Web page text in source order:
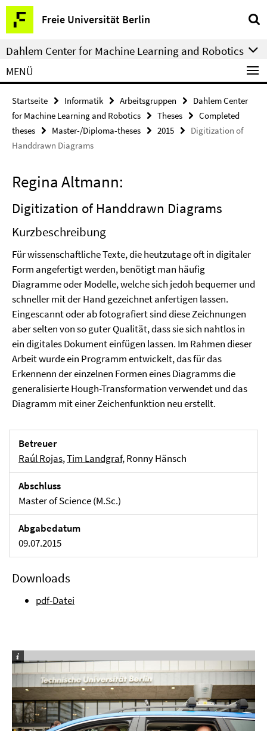
Springe
direkt
zu
Inhalt
Freie Universität Berlin
Service-
Navigation
Dahlem Center for Machine Learning and Robotics
MENÜ
Startseite Informatik Arbeitsgruppen
Dahlem Center
for Machine Learning and Robotics
Theses
Completed
theses
Master-/Diploma-theses 2015
Digitization of
Handdrawn Diagrams
Regina Altmann:
Digitization of Handdrawn Diagrams
Kurzbeschreibung
Für wissenschaftliche Texte, die heutzutage oft in digitaler
Form angefertigt werden, benötigt man häufig
Diagramme oder Modelle, welche sich jedoh bequemer und
schneller mit der Hand gezeichnet anfertigen lassen.
Eingescannt oder ab fotografiert sind diese Zeichnungen
aber selten von so guter Qualität, dass sie sich nahtlos in
ein digitales Dokument einfügen lassen. Im Rahmen dieser
Arbeit wurde ein Programm entwickelt, das für das
Erkennenn der einzelnen Formen eines Diagramms die
generalisierte Hough-Transformation verwendet und das
Diagramm mit einer Zeichenfunktion neu erstellt.
Betreuer
Raúl Rojas,Tim Landgraf, Ronny Hänsch
Abschluss
Master of Science (M.Sc.)
Abgabedatum
09.07.2015
Downloads
pdf-Datei